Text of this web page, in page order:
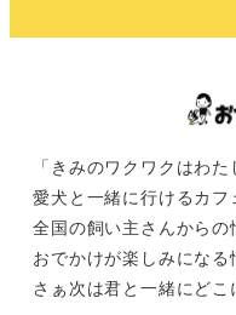
「きみのワクワクはわた
愛犬と一緒に行けるカ
全国の飼い主さんからの
おでかけが楽しみになる
さぁ次は君と一緒にどこ